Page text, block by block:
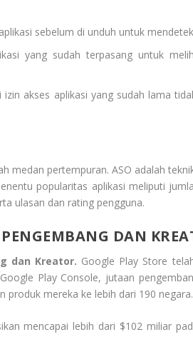
sebelum di unduh untuk
yang sudah terpasang untuk
akses aplikasi yang sudah lama
medan pertempuran. ASO adalah
popularitas aplikasi meliputi
ulasan dan rating pengguna.
DAN
dan Kreator. Google Play Store
Play Console, jutaan
produk mereka ke lebih dari 190 negara.
mencapai lebih dari $102 miliar